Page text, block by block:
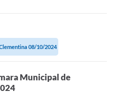
08/10/2024
Municipal de